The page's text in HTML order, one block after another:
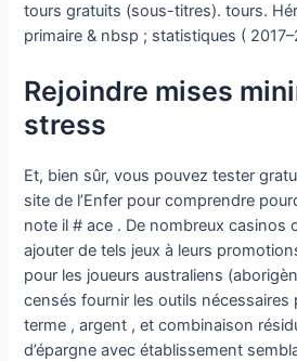
tours gratuits (sous-titres). tours.
primaire & nbsp ; statistiques (
Rejoindre mises
stress
Et, bien sûr, vous pouvez tester
site de l’Enfer pour comprendre
note il # ace . De nombreux casinos
ajouter de tels jeux à leurs
pour les joueurs australiens
censés fournir les outils nécessaires
terme , argent , et combinaison
d’épargne avec établissement